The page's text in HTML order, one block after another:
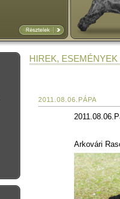
HIREK, ESEMÉNYEK
2011.08.06.PÁPA
Arkovári